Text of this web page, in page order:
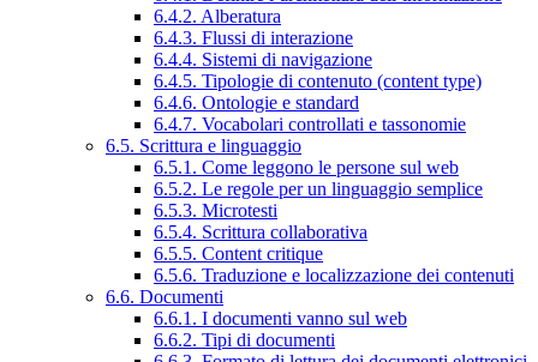
6.4.2. Alberatura
6.4.3. Flussi di interazione
6.4.4. Sistemi di navigazione
6.4.5. Tipologie di contenuto (content type)
6.4.6. Ontologie e standard
6.4.7. Vocabolari controllati e tassonomie
6.5. Scrittura e linguaggio
6.5.1. Come leggono le persone sul web
6.5.2. Le regole per un linguaggio semplice
6.5.3. Microtesti
6.5.4. Scrittura collaborativa
6.5.5. Content critique
6.5.6. Traduzione e localizzazione dei contenuti
6.6. Documenti
6.6.1. I documenti vanno sul web
6.6.2. Tipi di documenti